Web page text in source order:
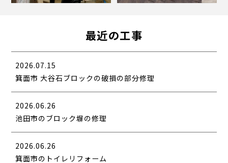
最近の工事
2026.07.15
箕面市 大谷石ブロックの破損の部分修理
2026.06.26
池田市のブロック塀の修理
2026.06.26
箕面市のトイレリフォーム